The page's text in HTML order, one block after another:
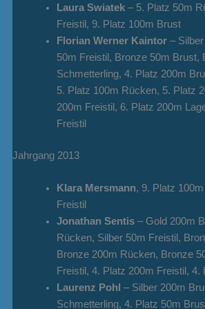
Laura Swiatek– 5. Platz 50m
Freistil, 9. Platz 100m Brust
Florian Werner Kaintor– Silber
50m Freistil, Bronze 50m Brust,
Schmetterling, 4. Platz 200m
5. Platz 100m Rücken, 5. Platz
200m Freistil, 6. Platz 200m
Freistil
Jahrgang 2013
Klara Mersmann, 9. Platz
Freistil
Jonathan Sentis– Gold 200m
Rücken, Silber 50m Freistil,
Bronze 200m Rücken, Bronze
Freistil, 4. Platz 200m Freistil, 4.
Laurenz Pohl – Silber 200m
Schmetterling, 4. Platz 50m